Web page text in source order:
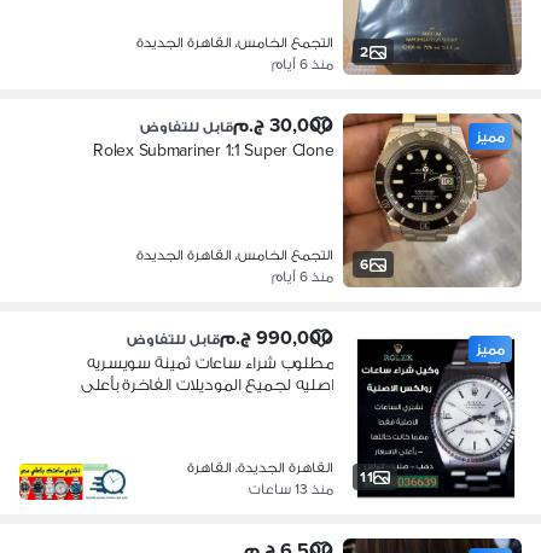
2
التجمع الخامس، القاهرة الجديدة
منذ 6 أيام
6
مميز 30,000 ج.م قابل للتفاوض
Rolex Submariner 1:1 Super Clone
التجمع الخامس، القاهرة الجديدة
منذ 6 أيام
11
مميز 990,000 ج.م قابل للتفاوض
مطلوب شراء ساعات ثمينة سويسريه
اصليه لجميع الموديلات الفاخرة بأعلى
القاهرة الجديدة، القاهرة
منذ 13 ساعات